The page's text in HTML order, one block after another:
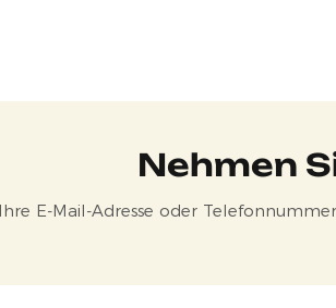
Nehmen
E-Mail-Adresse oder